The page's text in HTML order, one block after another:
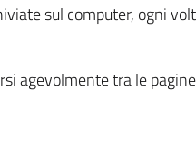
sul computer, ogni
agevolmente tra le